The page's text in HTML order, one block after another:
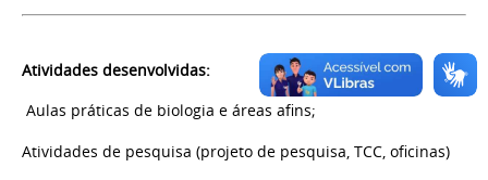
Atividades desenvolvidas:
Aulas práticas de biologia e áreas afins;
Atividades de pesquisa (projeto de pesquisa, TCC, oficinas)